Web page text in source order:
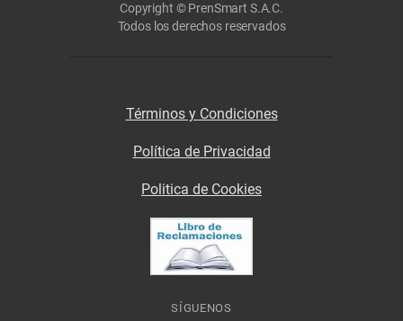
Copyright © PrenSmart S.A.C.
Todos los derechos reservados
Términos y Condiciones
Política de Privacidad
Politica de Cookies
SÍGUENOS